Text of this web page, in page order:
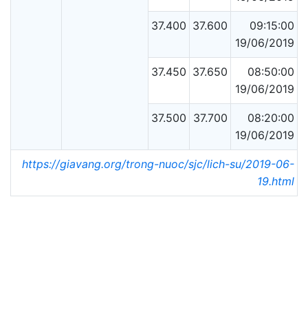
37.400 37.600
09:15:00
19/06/2019
37.450 37.650
08:50:00
19/06/2019
37.500 37.700
08:20:00
19/06/2019
https://giavang.org/trong-nuoc/sjc/lich-su/2019-06-
19.html